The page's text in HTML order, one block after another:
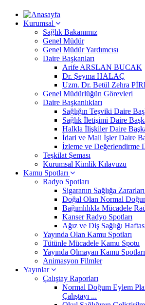
Kurumsal
Sağlık Bakanımız
Genel Müdür
Genel Müdür Yardımcısı
Daire Başkanları
Arife ARSLAN BUCAK
Dr. Şeyma HALAÇ
Uzm. Dr. Betül Zehra
Genel Müdürlüğün Görevleri
Daire Başkanlıkları
Sağlığın Teşviki Daire
Sağlık İletişimi Daire
Halkla İlişkiler Daire
İdari ve Mali İşler Daire
İzleme ve Değerlendirme
Teşkilat Şeması
Kurumsal Kimlik Kılavuzu
Kamu Spotları
Radyo Spotları
Sigaranın Sağlığa
Doğal Olan Normal
Bağımlılıkla Mücadele
Kanser Radyo Spotları
Ağız ve Diş Sağlığı
Yayında Olan Kamu Spotları
Tütünle Mücadele Kamu Spotu
Yayında Olmayan Kamu Spotları
Animasyon Filmler
Yayınlar
Çalıştay Raporları
Normal Doğum Eylem
Çalıştayı ...